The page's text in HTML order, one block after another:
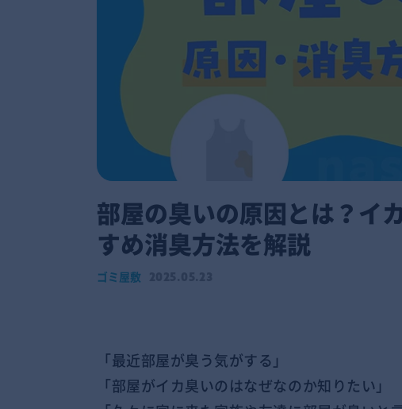
部屋の臭いの原因とは？イ
すめ消臭方法を解説
ゴミ屋敷
「最近部屋が臭う気がする」
「部屋がイカ臭いのはなぜなのか知りたい」